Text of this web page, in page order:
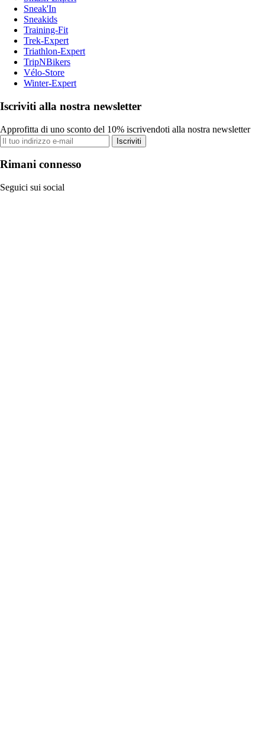
Sneak'In
Sneakids
Training-Fit
Trek-Expert
Triathlon-Expert
TripNBikers
Vélo-Store
Winter-Expert
Iscriviti alla nostra newsletter
Approfitta di uno sconto del 10% iscrivendoti alla nostra newsletter
Iscriviti
Rimani connesso
Seguici sui social